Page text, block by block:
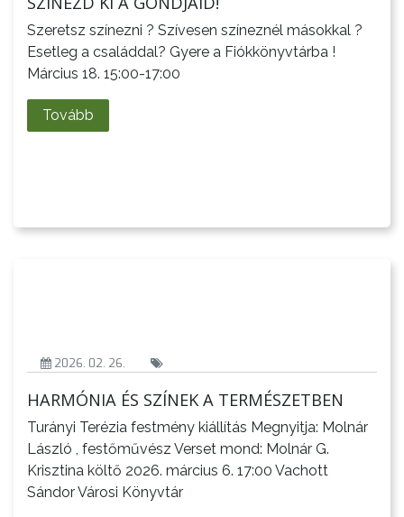
PÉNZÜGYEI
KÖLTSÉGVETÉSI
RENDELETEK
VÁROS
FEJLESZTÉSEK
KÖRNYEZETVÉDELEM
Szeretsz színezni ? Szívesen színeznél másokkal ?
Esetleg a családdal? Gyere a Fiókkönyvtárba !
Március 18. 15:00-17:00
Tovább
2026. 02. 26.
HARMÓNIA ÉS SZÍNEK A TERMÉSZETBEN
Turányi Terézia festmény kiállítás Megnyitja: Molnár
László , festőművész Verset mond: Molnár G.
Krisztina költő 2026. március 6. 17:00 Vachott
Sándor Városi Könyvtár